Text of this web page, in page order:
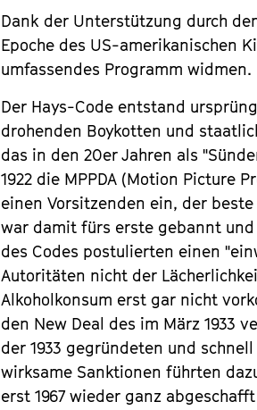
Dank der Unterstützung durch
Epoche des US-amerikanischen
umfassendes Programm widmen.
Der Hays-Code entstand
drohenden Boykotten und
das in den 20er Jahren als
1922 die MPPDA (Motion Picture
einen Vorsitzenden ein, der
war damit fürs erste gebannt
des Codes postulierten einen
Autoritäten nicht der
Alkoholkonsum erst gar nicht
den New Deal des im März 1933
der 1933 gegründeten und
wirksame Sanktionen führten
erst 1967 wieder ganz